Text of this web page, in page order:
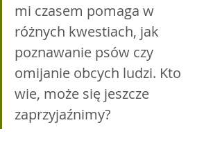
mi czasem pomaga w
różnych kwestiach, jak
poznawanie psów czy
omijanie obcych ludzi. Kto
wie, może się jeszcze
zaprzyjaźnimy?